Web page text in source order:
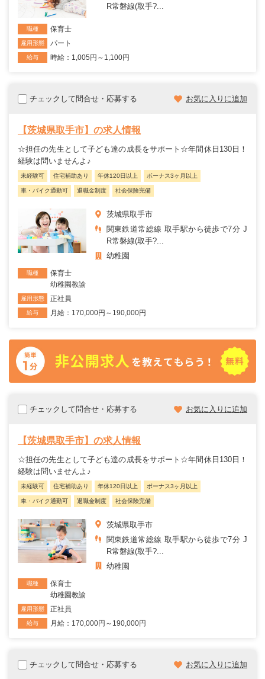
R常磐線(取手?...
職種 保育士
雇用形態 パート
給与 時給：1,005円～1,100円
チェックして問合せ・応募する お気に入りに追加
【茨城県取手市】の求人情報
☆担任の先生として子ども達の成長をサポート☆年間休日130日！
経験は問いませんよ♪
未経験可 住宅補助あり 年休120日以上 ボーナス3ヶ月以上
車・バイク通勤可 退職金制度 社会保険完備
茨城県取手市
関東鉄道常総線 取手駅から徒歩で7分 J
R常磐線(取手?...
幼稚園
職種
保育士
幼稚園教諭
雇用形態 正社員
給与 月給：170,000円～190,000円
チェックして問合せ・応募する お気に入りに追加
【茨城県取手市】の求人情報
☆担任の先生として子ども達の成長をサポート☆年間休日130日！
経験は問いませんよ♪
未経験可 住宅補助あり 年休120日以上 ボーナス3ヶ月以上
車・バイク通勤可 退職金制度 社会保険完備
茨城県取手市
関東鉄道常総線 取手駅から徒歩で7分 J
R常磐線(取手?...
幼稚園
職種
保育士
幼稚園教諭
雇用形態 正社員
給与 月給：170,000円～190,000円
チェックして問合せ・応募する お気に入りに追加